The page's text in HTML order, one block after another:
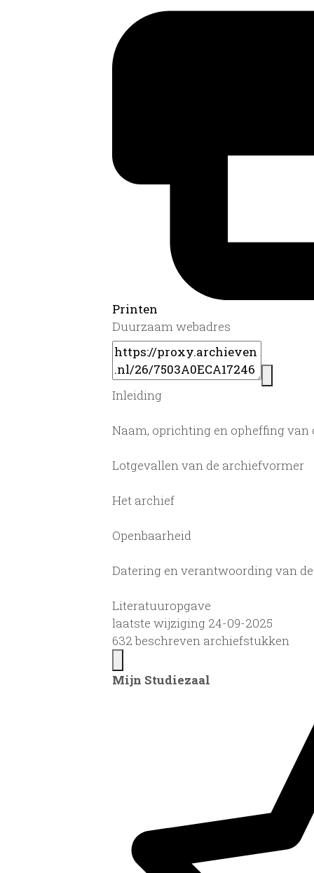
Printen
Duurzaam webadres
Inleiding
Naam, oprichting en opheffing
Lotgevallen van de archiefvormer
Het archief
Openbaarheid
Datering en verantwoording van
Literatuuropgave
laatste wijziging 24-09-2025
632 beschreven archiefstukken
Mijn Studiezaal